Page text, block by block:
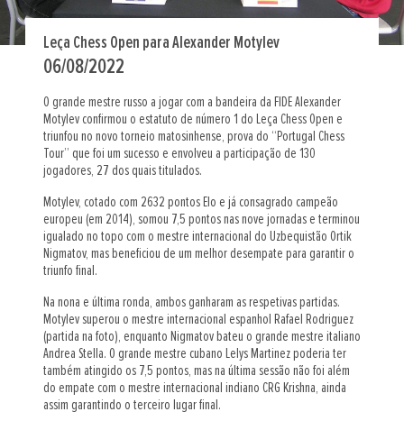
Leça Chess Open para Alexander Motylev
06/08/2022
O grande mestre russo a jogar com a bandeira da FIDE Alexander
Motylev confirmou o estatuto de número 1 do Leça Chess Open e
triunfou no novo torneio matosinhense, prova do “Portugal Chess
Tour” que foi um sucesso e envolveu a participação de 130
jogadores, 27 dos quais titulados.
Motylev, cotado com 2632 pontos Elo e já consagrado campeão
europeu (em 2014), somou 7,5 pontos nas nove jornadas e terminou
igualado no topo com o mestre internacional do Uzbequistão Ortik
Nigmatov, mas beneficiou de um melhor desempate para garantir o
triunfo final.
Na nona e última ronda, ambos ganharam as respetivas partidas.
Motylev superou o mestre internacional espanhol Rafael Rodriguez
(partida na foto), enquanto Nigmatov bateu o grande mestre italiano
Andrea Stella. O grande mestre cubano Lelys Martinez poderia ter
também atingido os 7,5 pontos, mas na última sessão não foi além
do empate com o mestre internacional indiano CRG Krishna, ainda
assim garantindo o terceiro lugar final.